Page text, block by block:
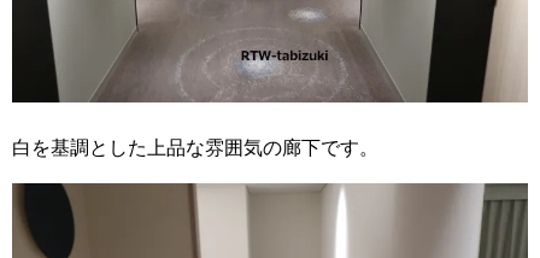
白を基調とした上品な雰囲気の廊下です。